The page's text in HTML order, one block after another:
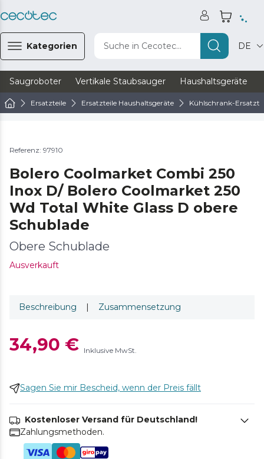
Kategorien Suche in Cecotec... DE
Saugroboter Vertikale Staubsauger Haushaltsgeräte
Ersatzteile Ersatzteile Haushaltsgeräte Kühlschrank-
Referenz: 97910
Bolero Coolmarket Combi 250
Inox D/ Bolero Coolmarket 250
Wd Total White Glass D obere
Schublade
Obere Schublade
Ausverkauft
Beschreibung | Zusammensetzung
34,90 € Inklusive MwSt.
Sagen Sie mir Bescheid, wenn der Preis fällt
Kostenloser Versand für Deutschland!
Zahlungsmethoden.